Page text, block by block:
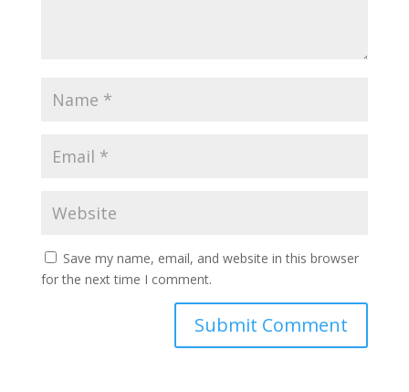
Save my name, email, and website in this browser
for the next time I comment.